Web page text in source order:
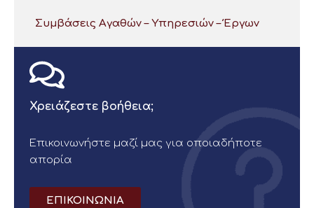
Συμβάσεις Αγαθών – Υπηρεσιών – Έργων
Χρειάζεστε βοήθεια;
Επικοινωνήστε μαζί μας για οποιαδήποτε
απορία
ΕΠΙΚΟΙΝΩΝΙΑ